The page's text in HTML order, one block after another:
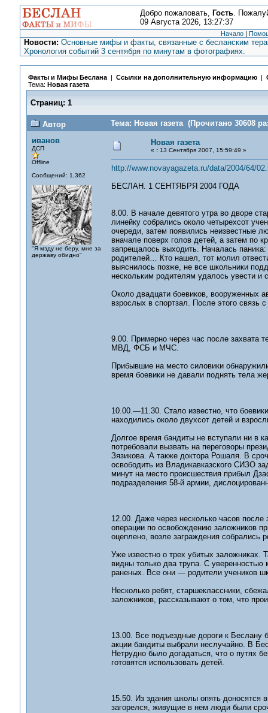
Добро пожаловать, Гость.
09 Августа 2026, 13:27:37
Начало |
Новости: Основные мифы и факты, связанные с бесланским
Хронология событий 3 сентября по минутам в фотографиях.
Факты и Мифы Беслана| Ссылки на дополнительную информацию|
Тема: Новая газета
Страниц: 1
Автор
Тема: Новая газета (Прочитано 30608
иванов
ДСП
Offline
Сообщений: 1,362
"Я мзду не беру, мне за
державу обидно"
Новая газета
« :13 Сентября 2007, 15:59:49 »
http://www.novayagazeta.ru/data/2004/64/
БЕСЛАН. 1 СЕНТЯБРЯ 2004 ГОДА
8.00. В начале девятого утра во дворе
линейку собрались около четырехсот
очереди, затем появились неизвестные
вначале поверх голов детей, а затем по
запрещалось выходить. Началась паника:
родителей… Кто нашел, тот молил
выяснилось позже, не все школьники
нескольким родителям удалось увести и
Около двадцати боевиков, вооруженных
взрослых в спортзал. После этого связь
9.00. Примерно через час после захвата
МВД, ФСБ и МЧС.
Прибывшие на место силовики
время боевики не давали поднять тела
10.00.—11.30. Стало известно, что
находились около двухсот детей и
Долгое время бандиты не вступали ни в
потребовали вызвать на переговоры
Зязикова. А также доктора Рошаля. В
освободить из Владикавказского СИЗО
минут на место происшествия прибыл
подразделения 58-й армии,
12.00. Даже через несколько часов
операции по освобождению заложников
оцеплено, возле заграждения собрались
Уже известно о трех убитых заложниках.
видны только два трупа. С уверенностью
раненых. Все они — родители учеников
Несколько ребят, старшеклассники,
заложников, рассказывают о том, что
13.00. Все подъездные дороги к Беслану
акции бандиты выбрали неслучайно. В
Нетрудно было догадаться, что о путях
готовятся использовать детей.
15.50. Из здания школы опять
загорелся, живущие в нем люди были